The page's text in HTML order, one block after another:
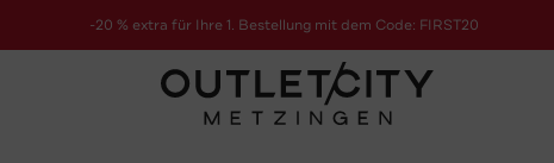
-20 % extra für Ihre 1. Bestellung mit dem Code: FIRST20